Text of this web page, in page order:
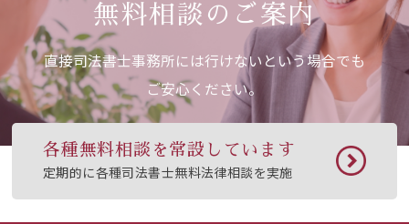
無料相談のご案内
直接司法書士事務所には行けないという場合でも
ご安心ください。
各種無料相談を常設しています
定期的に各種司法書士無料法律相談を実施